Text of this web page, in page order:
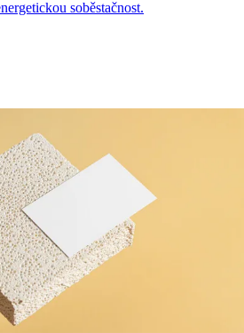
soběstačnost.